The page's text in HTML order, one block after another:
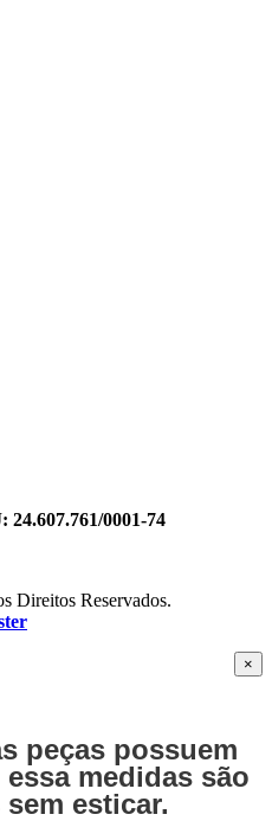
0001-74
Direitos Reservados.
×
peças possuem
medidas são
esticar.